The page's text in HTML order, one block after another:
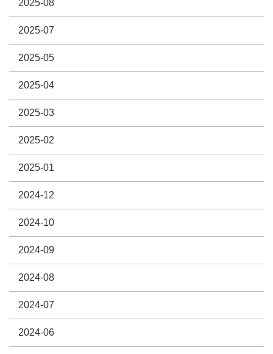
2025-08
2025-07
2025-05
2025-04
2025-03
2025-02
2025-01
2024-12
2024-10
2024-09
2024-08
2024-07
2024-06